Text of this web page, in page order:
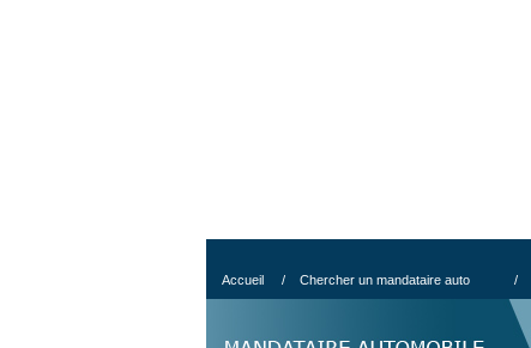
Accueil
/ Chercher un mandataire auto /